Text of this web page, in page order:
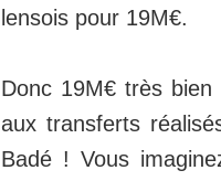
lensois pour 19M€.
Donc 19M€ très
aux transferts
Badé ! Vous